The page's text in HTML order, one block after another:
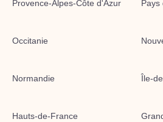
Provence-Alpes-Côte d'Azur Pays
Occitanie
Normandie Île-
Hauts-de-France